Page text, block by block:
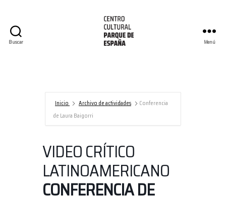
Buscar
España/AECID
Menú
Inicio Archivo de actividades
Conferencia
de Laura Baigorri
VIDEO CRÍTICO
LATINOAMERICANO
CONFERENCIA DE